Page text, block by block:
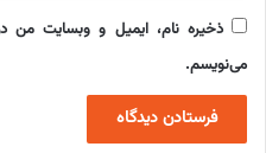
ذخیره نام، ایمیل و وبسایت من
می‌نویسم.